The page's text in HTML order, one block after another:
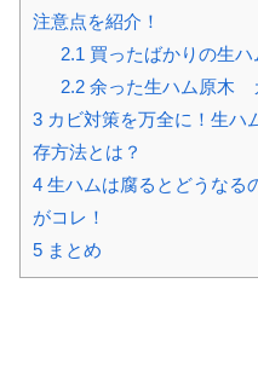
注意点を紹介！
2.1 買ったばかりの生
2.2余った生ハム原木
3 カビ対策を万全に！生ハ
存方法とは？
4 生ハムは腐るとどうなる
がコレ！
5 まとめ